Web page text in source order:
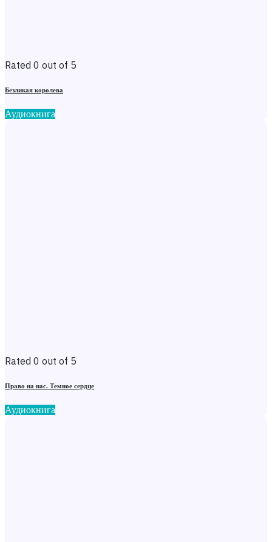
Rated 0 out of 5
Безликая королева
Аудиокнига
Rated 0 out of 5
Право на нас. Темное сердце
Аудиокнига